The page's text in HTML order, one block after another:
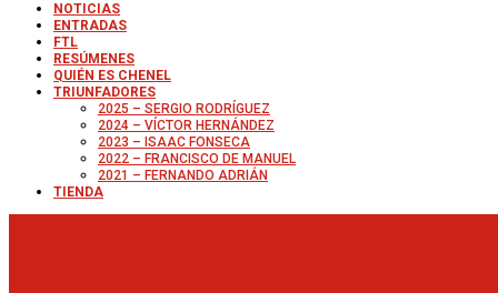
NOTICIAS
ENTRADAS
FTL
RESÚMENES
QUIÉN ES CHENEL
TRIUNFADORES
2025 – SERGIO RODRÍGUEZ
2024 – VÍCTOR HERNÁNDEZ
2023 – ISAAC FONSECA
2022 – FRANCISCO DE MANUEL
2021 – FERNANDO ADRIÁN
TIENDA